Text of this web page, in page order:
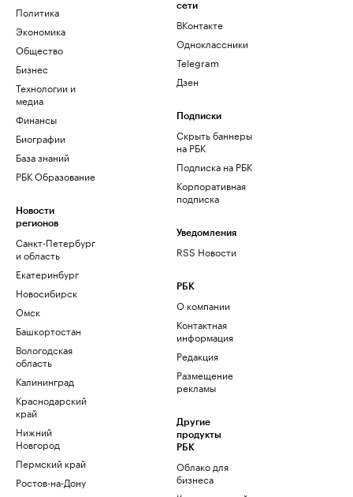
Политика
Экономика
Общество
Бизнес
Технологии и
медиа
Финансы
Биографии
База знаний
РБК Образование
Новости
регионов
Санкт-Петербург
и область
Екатеринбург
Новосибирск
Омск
Башкортостан
Вологодская
область
Калининград
Краснодарский
край
Нижний
Новгород
Пермский край
Ростов-на-Дону
сети
ВКонтакте
Одноклассники
Telegram
Дзен
Подписки
Скрыть баннеры
на РБК
Подписка на РБК
Корпоративная
подписка
Уведомления
RSS Новости
РБК
О компании
Контактная
информация
Редакция
Размещение
рекламы
Другие
продукты
РБК
Облако для
бизнеса